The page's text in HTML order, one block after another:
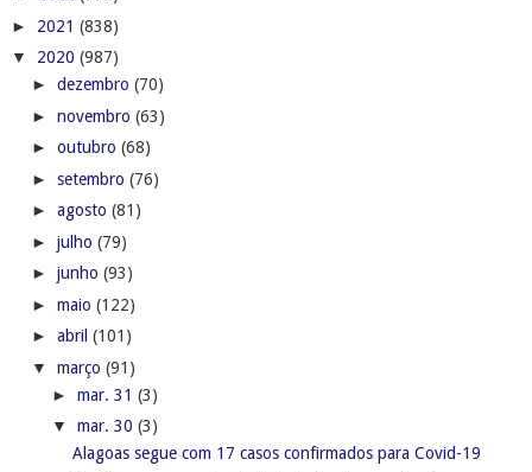
► 2021 (838)
▼ 2020 (987)
► dezembro (70)
► novembro (63)
► outubro (68)
► setembro (76)
► agosto (81)
► julho (79)
► junho (93)
► maio (122)
► abril (101)
▼ março (91)
► mar. 31 (3)
▼ mar. 30 (3)
Alagoas segue com 17 casos confirmados para Covid-19